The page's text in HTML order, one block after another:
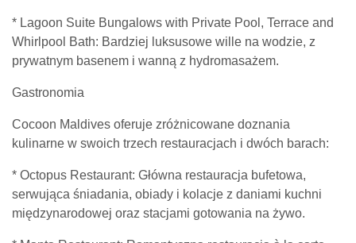
* Lagoon Suite Bungalows with Private Pool, Terrace and
Whirlpool Bath: Bardziej luksusowe wille na wodzie, z
prywatnym basenem i wanną z hydromasażem.
Gastronomia
Cocoon Maldives oferuje zróżnicowane doznania
kulinarne w swoich trzech restauracjach i dwóch barach:
* Octopus Restaurant: Główna restauracja bufetowa,
serwująca śniadania, obiady i kolacje z daniami kuchni
międzynarodowej oraz stacjami gotowania na żywo.